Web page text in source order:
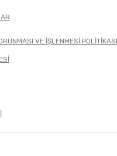
VE İŞLENMESİ POLİTİKASI